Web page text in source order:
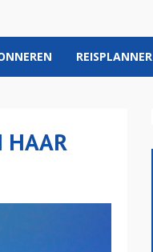
REISPLANNER
HAAR